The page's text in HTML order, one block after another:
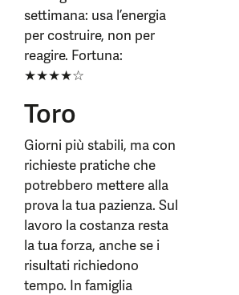
settimana: usa l’energia
per costruire, non per
reagire. Fortuna:
★★★★☆
Toro
Giorni più stabili, ma con
richieste pratiche che
potrebbero mettere alla
prova la tua pazienza. Sul
lavoro la costanza resta
la tua forza, anche se i
risultati richiedono
tempo. In famiglia